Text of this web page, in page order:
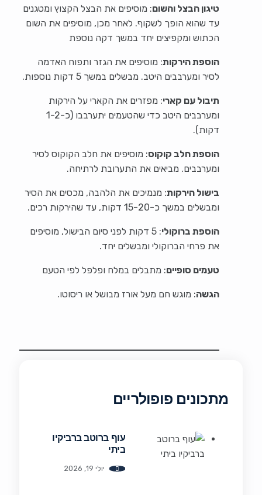
טיגון הבצל והשום: מוסיפים את הבצל הקצוץ ומטגנים
עד שהוא הופך לשקוף. לאחר מכן, מוסיפים את השום
הכתוש ומקפיצים יחד במשך דקה נוספת
הוספת הירקות: מוסיפים את הגזר ותפוח האדמה
לסיר ומערבבים היטב. מבשלים במשך 5 דקות נוספות.
תיבול עם קארי: מפזרים את הקארי על הירקות
ומערבבים היטב כדי שהטעמים יתערבבו (כ-1-2
דקות).
הוספת חלב קוקוס: מוסיפים את חלב הקוקוס לסיר
ומערבבים. מביאים את התערובת לרתיחה.
בישול הירקות: מנמיכים את הלהבה, מכסים את הסיר
ומבשלים במשך כ-15-20 דקות, עד שהירקות רכים.
הוספת ברוקולי
: 5 דקות לפני סיום הבישול, מוסיפים
את פרחי הברוקולי ומבשלים יחד.
טעמים סופיים: מתבלים במלח ופלפל לפי הטעם
הגשה: מוגש חם מעל אורז מבושל או ריסוטו.
מתכונים פופולריים
עוף ברוטב ברביקיו
ביתי
יולי 19, 2026